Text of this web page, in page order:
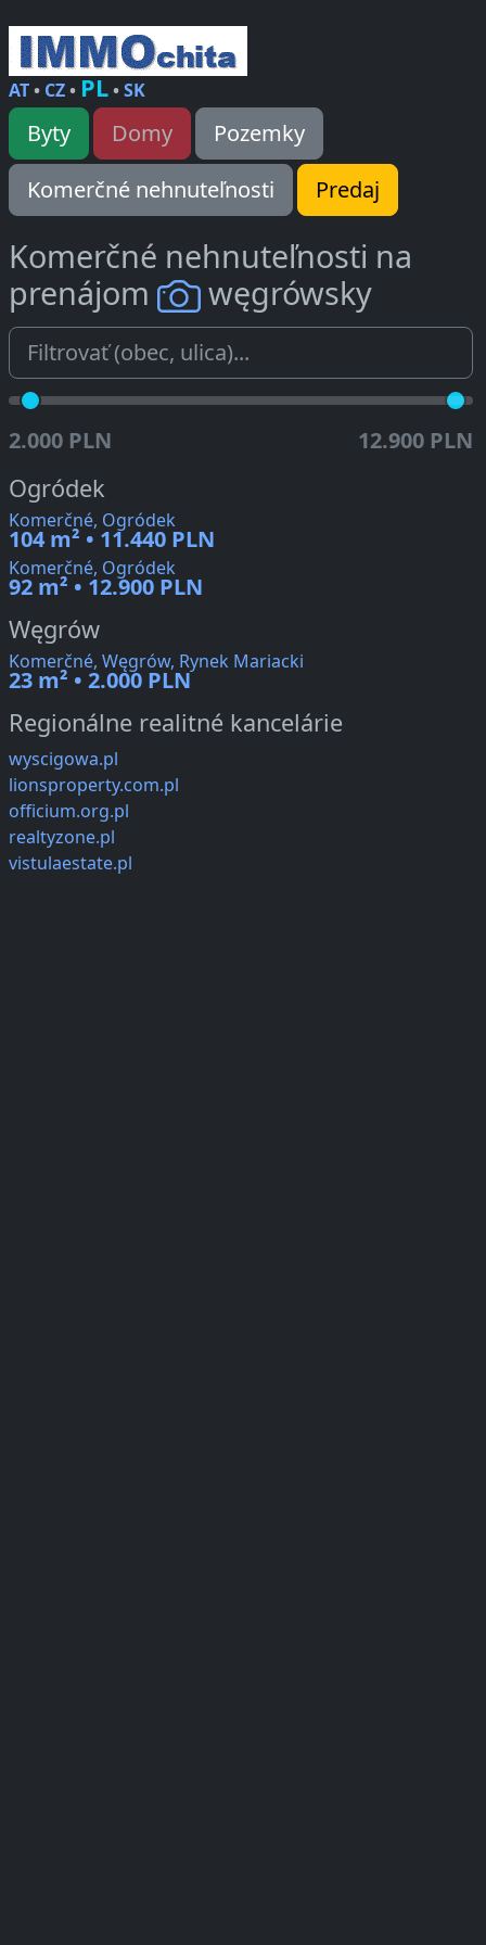
AT• CZ• PL•SK
Byty Domy
Pozemky
Komerčné nehnuteľnosti
Predaj
Komerčné nehnuteľnosti na
prenájom
węgrówsky
2.000 PLN 12.900 PLN
Ogródek
Komerčné, Ogródek
104 m² • 11.440 PLN
Komerčné, Ogródek
92 m² • 12.900 PLN
Węgrów
Komerčné, Węgrów, Rynek Mariacki
23 m² • 2.000 PLN
Regionálne realitné kancelárie
wyscigowa.pl
lionsproperty.com.pl
officium.org.pl
realtyzone.pl
vistulaestate.pl